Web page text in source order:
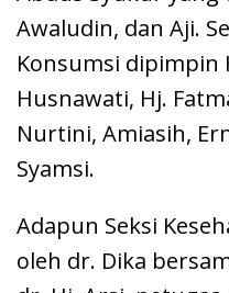
Awaludin, dan Aji.
Konsumsi dipimpin
Husnawati, Hj.
Nurtini, Amiasih,
Syamsi.
Adapun Seksi
oleh dr. Dika